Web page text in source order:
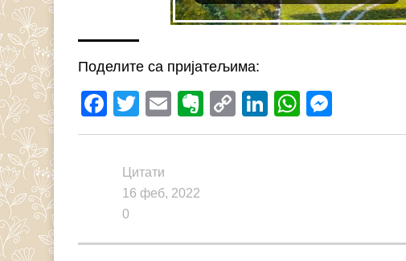
Поделите са пријатељима:
Facebook
Twitter
EmailEvernote
Copy
Link
LinkedIn
WhatsApp
Цитати
16 феб, 2022
0